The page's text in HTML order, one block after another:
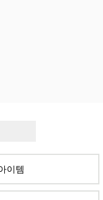
이템